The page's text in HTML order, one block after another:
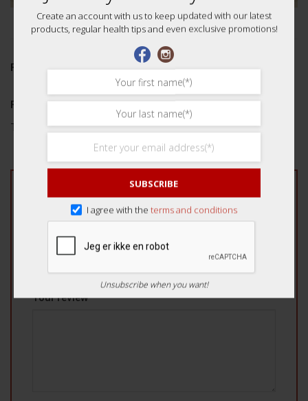
REVIEWS (0)
Reviews
There are no reviews yet.
Be the first to review “Premium Ba Zhen Soup
加料八珍汤”
2 of 5 stars
4 of 5 stars
5 of 5 stars
Your review*
Create an account with us to keep updated with our latest
products, regular health tips and even exclusive promotions!
SUBSCRIBE
I agree with the terms and conditions
Unsubscribe when you want!